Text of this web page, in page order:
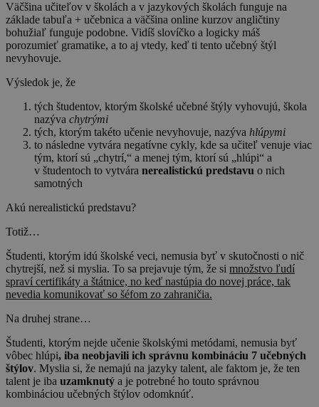
Väčšina učiteľov v školách a v jazykových školách funguje na
základe tabuľa + učebnica a väčšina online kurzov angličtiny
bohužiaľ funguje podobne. Vidíš slovíčko a logicky máš
porozumieť gramatike, a to aj vtedy, keď ti tento učebný štýl
nevyhovuje.
Výsledok je, že
tých študentov, ktorým školské učebné štýly vyhovujú, škola
nazýva chytrými
tých, ktorým takéto učenie nevyhovuje, nazýva hlúpymi
to následne vytvára negatívne cykly, kde sa učiteľ venuje viac
tým, ktorí sú „chytrí,“ a menej tým, ktorí sú „hlúpi“ a
v študentoch to vytvára nerealistickú predstavu o nich
samotných
Akú nerealistickú predstavu?
Totiž…
Študenti, ktorým idú školské veci, nemusia byť v skutočnosti o nič
chytrejší, než si myslia. To sa prejavuje tým, že si množstvo ľudí
spraví certifikáty a štátnice, no keď nastúpia do novej práce, tak
nevedia komunikovať so šéfom zo zahraničia.
Na druhej strane…
Študenti, ktorým nejde učenie školskými metódami, nemusia byť
vôbec hlúpi, iba neobjavili ich správnu kombináciu 7 učebných
štýlov. Myslia si, že nemajú na jazyky talent, ale faktom je, že ten
talent je iba uzamknutý a je potrebné ho touto správnou
kombináciou učebných štýlov odomknúť.